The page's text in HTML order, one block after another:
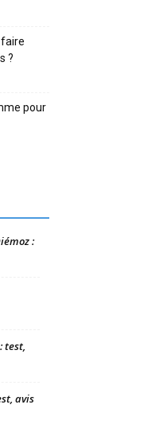
?
pour
:
test,
avis